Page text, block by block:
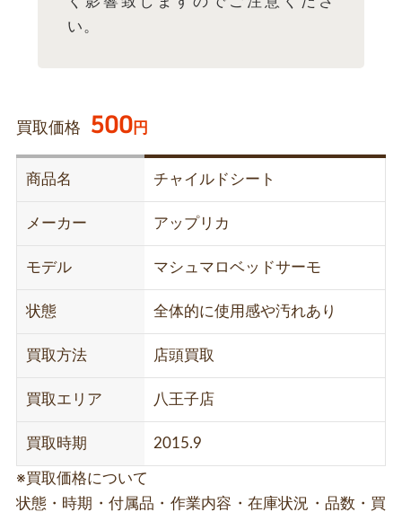
い。
買取価格 500円
商品名 チャイルドシート
メーカー アップリカ
モデル マシュマロベッドサーモ
状態 全体的に使用感や汚れあり
買取方法 店頭買取
買取エリア 八王子店
買取時期 2015.9
※買取価格について
状態・時期・付属品・作業内容・在庫状況・品数・買